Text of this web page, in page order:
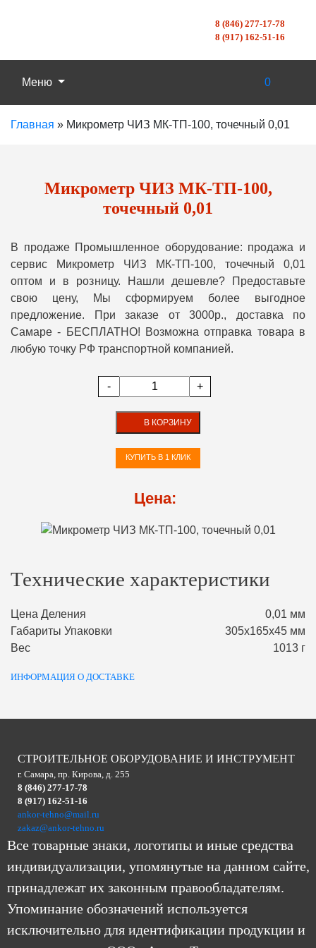
8 (846) 277-17-78
8 (917) 162-51-16
Меню 0
Главная » Микрометр ЧИЗ МК-ТП-100, точечный 0,01
Микрометр ЧИЗ МК-ТП-100,
точечный 0,01
В продаже Промышленное оборудование: продажа и
сервис Микрометр ЧИЗ МК-ТП-100, точечный 0,01
оптом и в розницу. Нашли дешевле? Предоставьте
свою цену, Мы сформируем более выгодное
предложение. При заказе от 3000р., доставка по
Самаре - БЕСПЛАТНО! Возможна отправка товара в
любую точку РФ транспортной компанией.
- +
В КОРЗИНУ
КУПИТЬ В 1 КЛИК
Цена:
Технические характеристики
Цена Деления
0,01 мм
Габариты Упаковки
305х165х45 мм
Вес
1013 г
ИНФОРМАЦИЯ О ДОСТАВКЕ
СТРОИТЕЛЬНОЕ ОБОРУДОВАНИЕ И ИНСТРУМЕНТ
г. Самара, пр. Кирова, д. 255
8 (846) 277-17-78
8 (917) 162-51-16
ankor-tehno@mail.ru
zakaz@ankor-tehno.ru
Все товарные знаки, логотипы и иные средства
индивидуализации, упомянутые на данном сайте,
принадлежат их законным правообладателям.
Упоминание обозначений используется
исключительно для идентификации продукции и